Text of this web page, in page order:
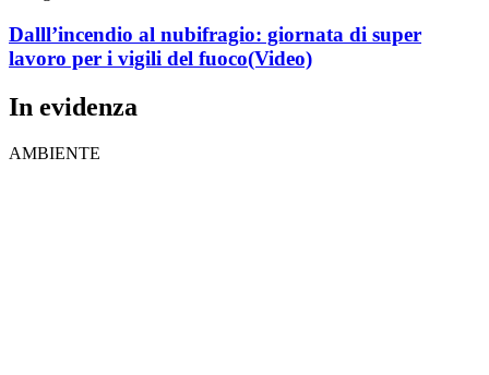
Dalll’incendio al nubifragio: giornata di super
lavoro per i vigili del fuoco(Video)
In evidenza
AMBIENTE